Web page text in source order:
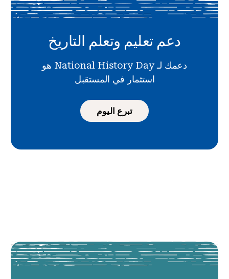
دعم تعليم وتعلم التاريخ
دعمك لـ National History Day هو
استثمار في المستقبل
تبرع اليوم